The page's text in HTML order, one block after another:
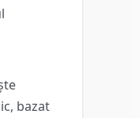
bazat